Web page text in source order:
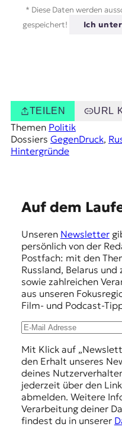
* Diese Daten werden
gespeichert!
Ich
TEILEN URL
Themen Politik
Dossiers GegenDruck,
Hintergründe
Auf dem
Unseren Newsletter
persönlich von der
Postfach: mit den
Russland, Belarus
sowie zahlreichen
aus unseren
Film- und Podcast-
Mit Klick auf
den Erhalt unseres
deines
jederzeit über den
abmelden. Weitere
Verarbeitung deiner
findest du in unserer